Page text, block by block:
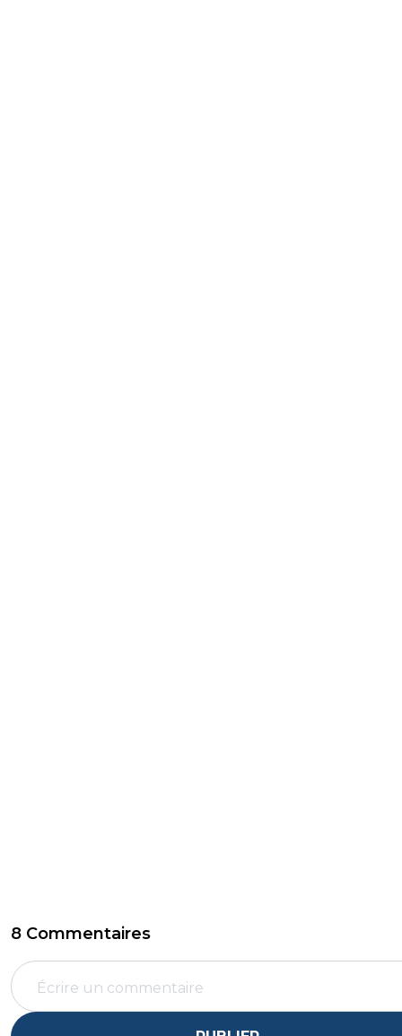
8 Commentaires